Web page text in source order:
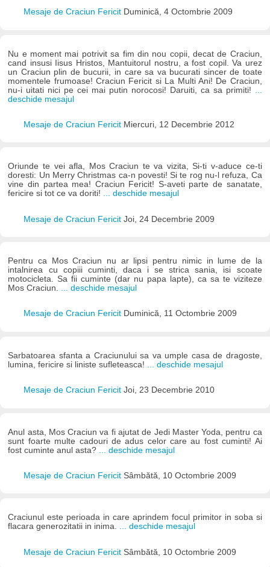
Mesaje de Craciun Fericit Duminică, 4 Octombrie 2009
Nu e moment mai potrivit sa fim din nou copii, decat de Craciun,
cand insusi Iisus Hristos, Mantuitorul nostru, a fost copil. Va urez
un Craciun plin de bucurii, in care sa va bucurati sincer de toate
momentele frumoase! Craciun Fericit si La Multi Ani! De Craciun,
nu-i uitati nici pe cei mai putin norocosi! Daruiti, ca sa primiti!
deschide mesajul
Mesaje de Craciun Fericit Miercuri, 12 Decembrie 2012
Oriunde te vei afla, Mos Craciun te va vizita, Si-ti v-aduce ce-ti
doresti: Un Merry Christmas ca-n povesti! Si te rog nu-l refuza, Ca
vine din partea mea! Craciun Fericit! S-aveti parte de sanatate,
fericire si tot ce va doriti! ... deschide mesajul
Mesaje de Craciun Fericit Joi, 24 Decembrie 2009
Pentru ca Mos Craciun nu ar lipsi pentru nimic in lume de la
intalnirea cu copiii cuminti, daca i se strica sania, isi scoate
motocicleta. Sa fii cuminte (dar nu papa lapte), ca sa te viziteze
Mos Craciun. ... deschide mesajul
Mesaje de Craciun Fericit Duminică, 11 Octombrie 2009
Sarbatoarea sfanta a Craciunului sa va umple casa de dragoste,
lumina, fericire si liniste sufleteasca!
... deschide mesajul
Mesaje de Craciun Fericit Joi, 23 Decembrie 2010
Anul asta, Mos Craciun va fi ajutat de Jedi Master Yoda, pentru ca
sunt foarte multe cadouri de adus celor care au fost cuminti! Ai
fost cuminte anul asta?
... deschide mesajul
Mesaje de Craciun Fericit Sâmbătă, 10 Octombrie 2009
Craciunul este perioada in care aprindem focul primitor in soba si
flacara generozitatii in inima. ... deschide mesajul
Mesaje de Craciun Fericit Sâmbătă, 10 Octombrie 2009